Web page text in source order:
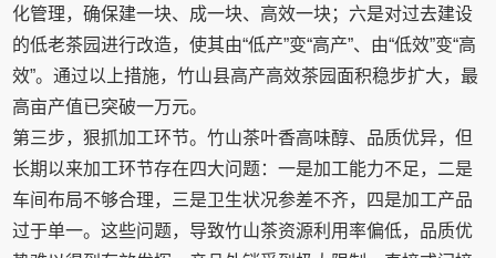
化管理，确保建一块、成一块、高效一块；六是对过去建设
的低老茶园进行改造，使其由“低产”变“高产”、由“低效”变“高
效”。通过以上措施，竹山县高产高效茶园面积稳步扩大，最
高亩产值已突破一万元。
第三步，狠抓加工环节。竹山茶叶香高味醇、品质优异，但
长期以来加工环节存在四大问题：一是加工能力不足，二是
车间布局不够合理，三是卫生状况参差不齐，四是加工产品
过于单一。这些问题，导致竹山茶资源利用率偏低，品质优